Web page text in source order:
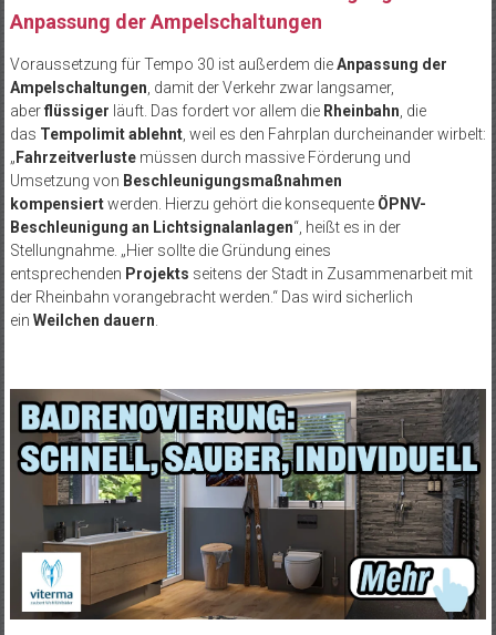
Anpassung der Ampelschaltungen
Voraussetzung für Tempo 30 ist außerdem dieAnpassung der
Ampelschaltungen , damit der Verkehr zwar langsamer,
aberflüssiger läuft. Das fordert vor allem die Rheinbahn , die
das Tempolimit ablehnt, weil es den Fahrplan durcheinander wirbelt:
„ Fahrzeitverlustemüssen durch massive Förderung und
Umsetzung von Beschleunigungsmaßnahmen
kompensiertwerden. Hierzu gehört die konsequente ÖPNV-
Beschleunigung an Lichtsignalanlagen“, heißt es in der
Stellungnahme. „Hier sollte die Gründung eines
entsprechenden Projekts seitens der Stadt in Zusammenarbeit mit
der Rheinbahn vorangebracht werden.“ Das wird sicherlich
ein Weilchen dauern